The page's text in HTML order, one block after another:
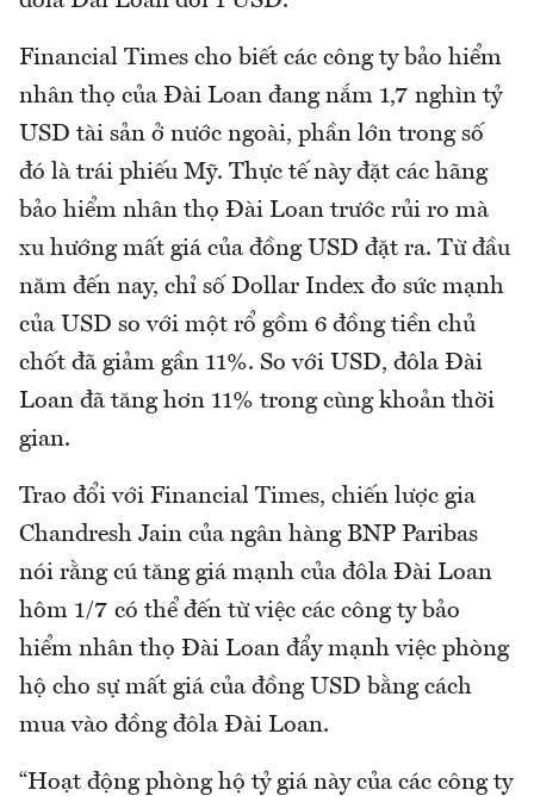
Financial Times cho biết các công ty bảo hiểm
nhân thọ của Đài Loan đang nắm 1,7 nghìn tỷ
USD tài sản ở nước ngoài, phần lớn trong số
đó là trái phiếu Mỹ. Thực tế này đặt các hãng
bảo hiểm nhân thọ Đài Loan trước rủi ro mà
xu hướng mất giá của đồng USD đặt ra. Từ đầu
năm đến nay, chỉ số Dollar Index đo sức mạnh
của USD so với một rổ gồm 6 đồng tiền chủ
chốt đã giảm gần 11%. So với USD, đôla Đài
Loan đã tăng hơn 11% trong cùng khoản thời
gian.
Trao đổi với Financial Times, chiến lược gia
Chandresh Jain của ngân hàng BNP Paribas
nói rằng cú tăng giá mạnh của đôla Đài Loan
hôm 1/7 có thể đến từ việc các công ty bảo
hiểm nhân thọ Đài Loan đẩy mạnh việc phòng
hộ cho sự mất giá của đồng USD bằng cách
mua vào đồng đôla Đài Loan.
“Hoạt động phòng hộ tỷ giá này của các công ty